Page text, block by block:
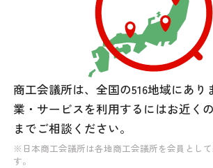
商工会議所は、全国の516地域にあり
業・サービスを利用するにはお近く
までご相談ください。
※日本商工会議所は各地商工会議所を会員とし
す。